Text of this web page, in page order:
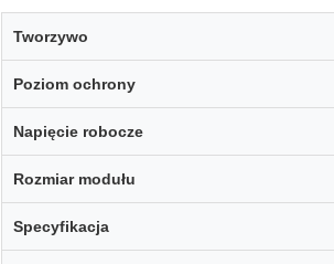
Tworzywo
Poziom ochrony
Napięcie robocze
Rozmiar modułu
Specyfikacja